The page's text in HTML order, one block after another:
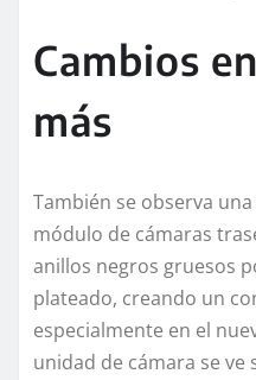
Cambios
más
También se observa
módulo de cámaras
anillos negros gruesos
plateado, creando un
especialmente en el
unidad de cámara se ve